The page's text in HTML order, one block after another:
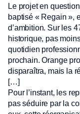
Le projet en
baptisé « Regain »,
d’ambition. Sur les
historique, pas
quotidien
prochain. Orange
disparaîtra, mais la
[…]
Pour l’instant, les
pas séduire par la